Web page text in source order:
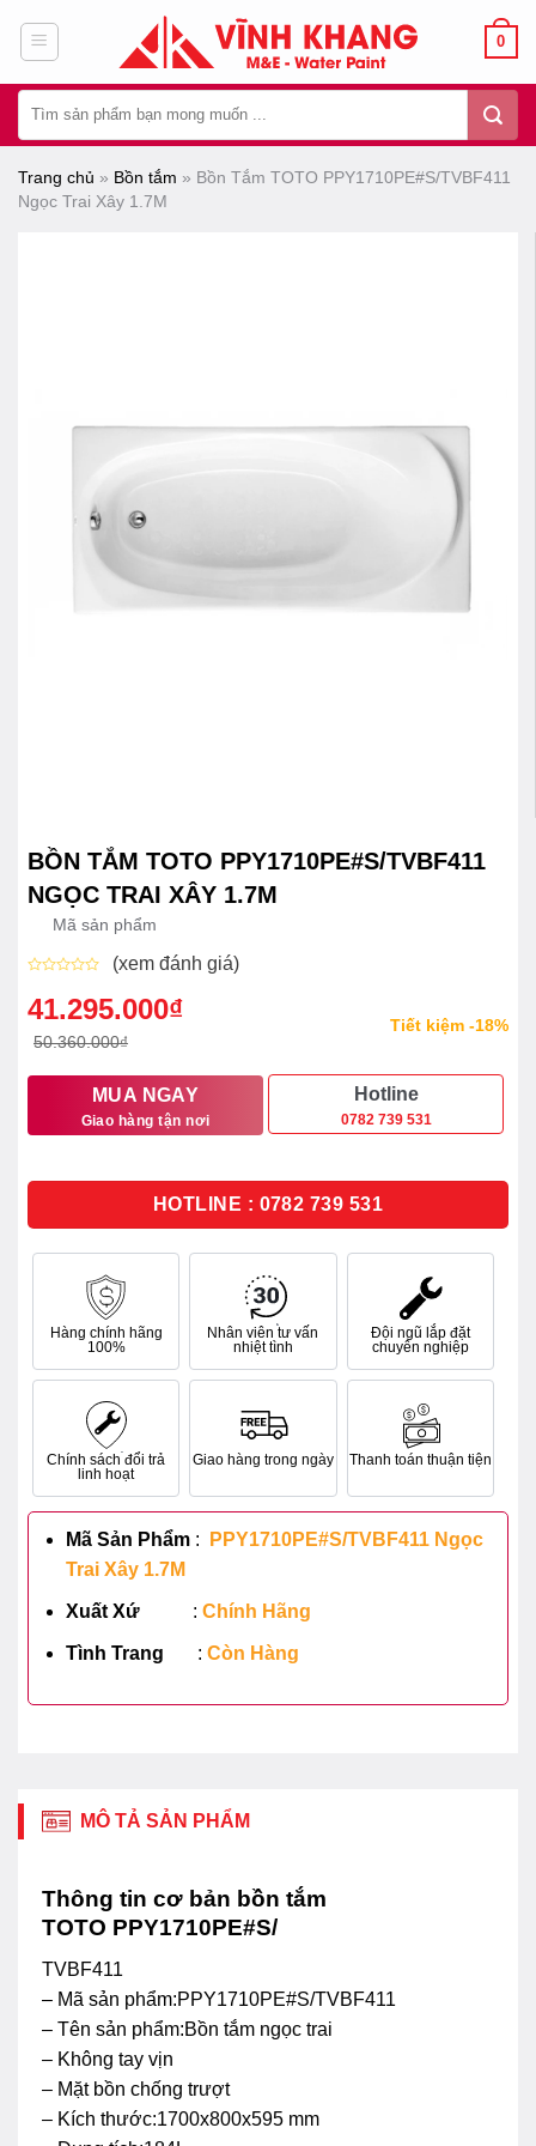
dung
0
kiếm:
Trang chủ » Bồn tắm » Bồn Tắm TOTO PPY1710PE#S/TVBF411
Ngọc Trai Xây 1.7M
BỒN TẮM TOTO PPY1710PE#S/TVBF411
NGỌC TRAI XÂY 1.7M
Mã sản phẩm
xếp
hạng
5
(xem đánh giá)
50.360.000₫
Giá
gốc
50.360.000₫.
41.295.000₫
Giá
hiện
41.295.000₫.
Tiết kiệm -18%
MUA NGAY
Giao hàng tận nơi
Hotline
0782 739 531
HOTLINE : 0782 739 531
Hàng chính hãng
100%
Nhân viên tư vấn
nhiệt tình
Đội ngũ lắp đặt
chuyên nghiệp
Chính sách đổi trả
linh hoạt
Giao hàng trong ngày Thanh toán thuận tiện
Mã Sản Phẩm:
PPY1710PE#S/TVBF411 Ngọc
Trai Xây 1.7M
Xuất Xứ : Chính Hãng
Tình Trang : Còn Hàng
MÔ TẢ SẢN PHẨM
Thông tin cơ bản bồn tắm
TOTO PPY1710PE#S/
TVBF411
– Mã sản phẩm:PPY1710PE#S/TVBF411
– Tên sản phẩm:Bồn tắm ngọc trai
– Không tay vịn
– Mặt bồn chống trượt
– Kích thước:1700x800x595 mm